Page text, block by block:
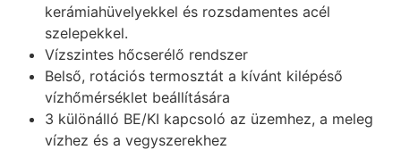
kerámiahüvelyekkel és rozsdamentes acél
szelepekkel.
Vízszintes hőcserélő rendszer
Belső, rotációs termosztát a kívánt kilépéső
vízhőmérséklet beállítására
3 különálló BE/KI kapcsoló az üzemhez, a meleg
vízhez és a vegyszerekhez